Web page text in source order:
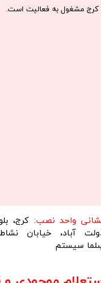
كرج مشغول به فعاليت است.​​​​​​​
واحد نصب: کرج،
سیستم​​​​​​​